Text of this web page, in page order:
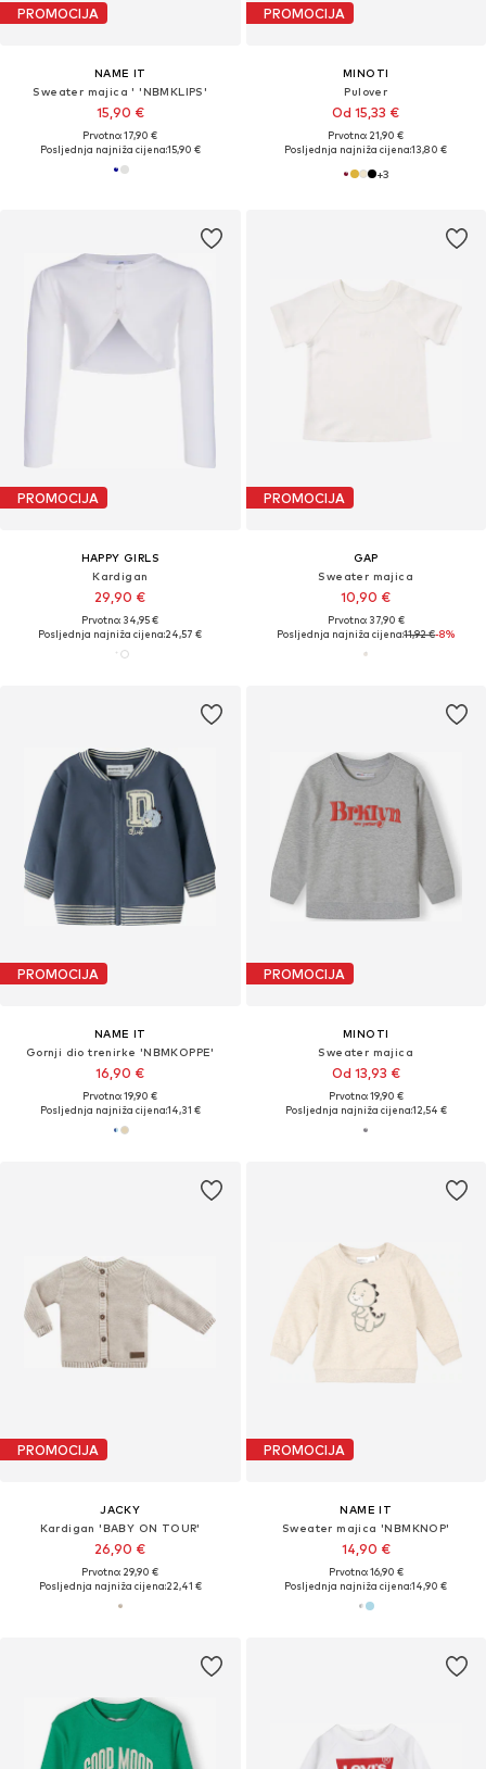
PROMOCIJA
NAME IT
Sweater majica ' 'NBMKLIPS'
15,90 €
Prvotno: 17,90 €
Posljednja najniža cijena:15,90 €
PROMOCIJA
MINOTI
Pulover
Od 15,33 €
Prvotno: 21,90 €
Posljednja najniža cijena:13,80 €
+3
PROMOCIJA
HAPPY GIRLS
Kardigan
29,90 €
Prvotno: 34,95 €
Posljednja najniža cijena:24,57 €
PROMOCIJA
GAP
Sweater majica
10,90 €
Prvotno: 37,90 €
Posljednja najniža cijena:11,92 €-8%
PROMOCIJA
NAME IT
Gornji dio trenirke 'NBMKOPPE'
16,90 €
Prvotno: 19,90 €
Posljednja najniža cijena:14,31 €
PROMOCIJA
MINOTI
Sweater majica
Od 13,93 €
Prvotno: 19,90 €
Posljednja najniža cijena:12,54 €
PROMOCIJA
JACKY
Kardigan 'BABY ON TOUR'
26,90 €
Prvotno: 29,90 €
Posljednja najniža cijena:22,41 €
PROMOCIJA
NAME IT
Sweater majica 'NBMKNOP'
14,90 €
Prvotno: 16,90 €
Posljednja najniža cijena:14,90 €